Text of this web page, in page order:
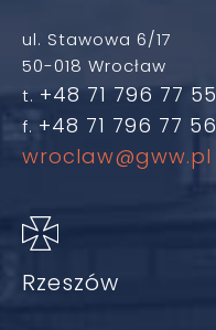
ul. Stawowa 6/17
50-018 Wrocław
t. +48 71 796 77 55
f. +48 71 796 77 56
wroclaw@gww.pl
Rzeszów